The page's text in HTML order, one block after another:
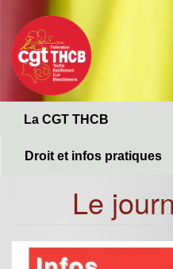
contenu
principal
La CGT THCB
Droit et infos pratiques
Le